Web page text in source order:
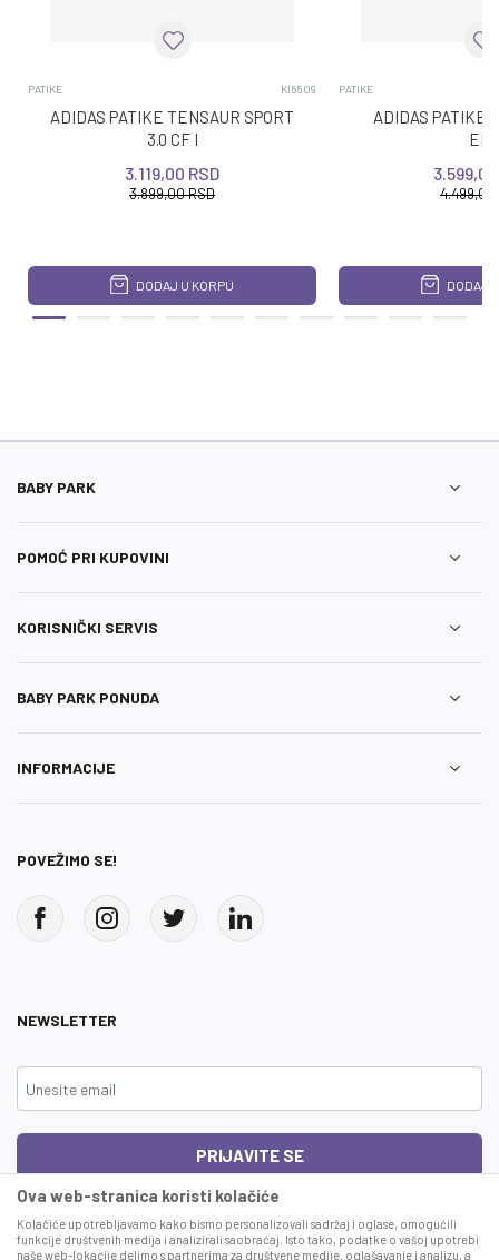
PATIKE KI6509
ADIDAS PATIKE TENSAUR SPORT
3.0 CF I
3.119,00 RSD
3.899,00RSD
DODAJ U KORPU
PATIKE
ADIDAS PATIKE
EL I
3.599,00
4.499,00
DODAJ
BABY PARK
POMOĆ PRI KUPOVINI
KORISNIČKI SERVIS
BABY PARK PONUDA
INFORMACIJE
POVEŽIMO SE!
NEWSLETTER
PRIJAVITE SE
Ova web-stranica koristi kolačiće
Kolačiće upotrebljavamo kako bismo personalizovali sadržaj i oglase, omogućili
funkcije društvenih medija i analizirali saobraćaj. Isto tako, podatke o vašoj upotrebi
naše web-lokacije delimo s partnerima za društvene medije, oglašavanje i analizu, a